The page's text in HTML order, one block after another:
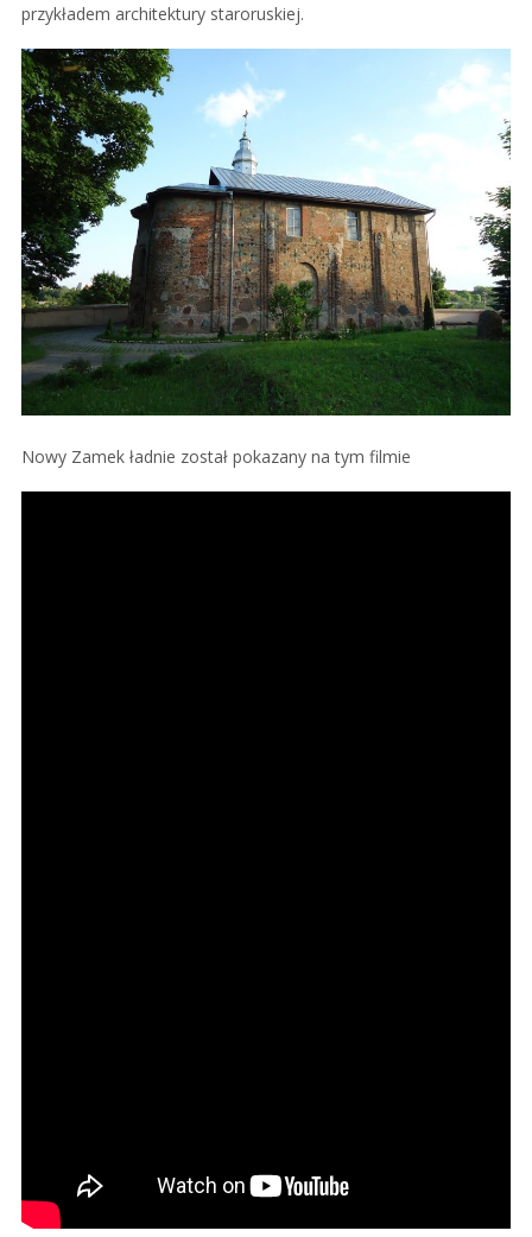
przykładem architektury staroruskiej.
Nowy Zamek ładnie został pokazany na tym filmie